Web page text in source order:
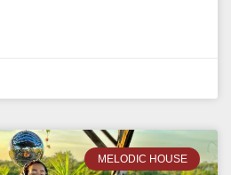
MELODIC HOUSE